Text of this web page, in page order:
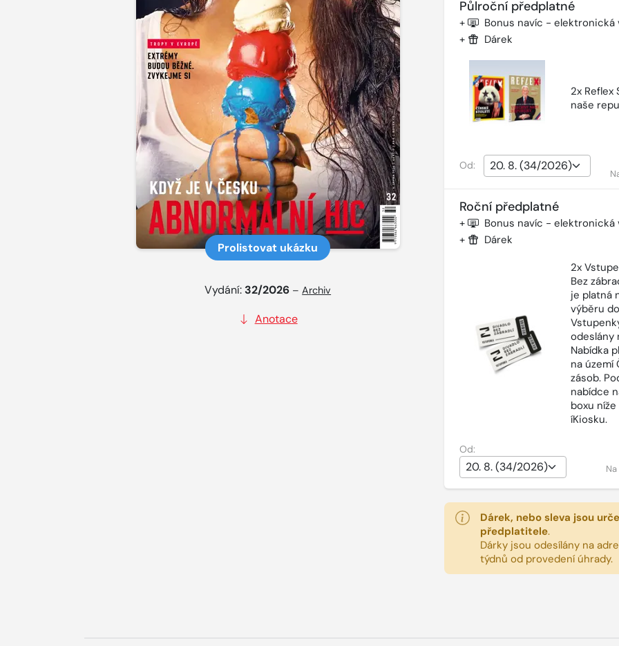
Prolistovat ukázku
Vydání: 32/2026 –Archiv
Anotace
Půlroční předplatné
+ Bonus navíc - elektronická
+ Dárek
2x
naše
Od:
Roční předplatné
+ Bonus navíc - elektronická
+
Dárek
2x
Bez
je platná
výběru
odeslány
Nabídka
na území
zásob.
nabídce
boxu
íKiosku.
Od:
Dárek, nebo sleva jsou
předplatitele.
Dárky jsou odesílány na
týdnů od provedení úhrady.